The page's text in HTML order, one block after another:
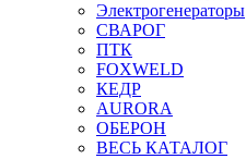
Электрогенераторы
СВАРОГ
ПТК
FOXWELD
КЕДР
AURORA
ОБЕРОН
ВЕСЬ КАТАЛОГ